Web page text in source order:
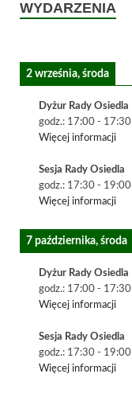
WYDARZENIA
2 września, środa
Dyżur Rady Osiedla
godz.: 17:00 - 17:30
Więcej informacji
Sesja Rady Osiedla
godz.: 17:30 - 19:00
Więcej informacji
7 października, środa
Dyżur Rady Osiedla
godz.: 17:00 - 17:30
Więcej informacji
Sesja Rady Osiedla
godz.: 17:30 - 19:00
Więcej informacji